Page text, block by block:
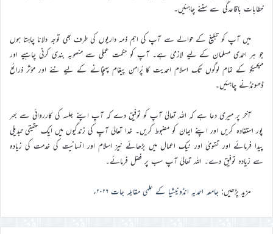
خطابات باقاعدگی سے سننے چاہئیں۔
میں آپ کو تبلیغ کے حوالے سے آپ کی اہم ذمہ داریوں کی طرف بھی توجہ دلانا چاہتا ہوں
جو ہر احمدی مسلمان کے ليے لازمی ہے۔ آپ کو حکمت عملی سے منصوبہ بندی کرنی چاہیے اور
میکسیکو کے تمام لوگوں تک اسلام احمدیت کا پُرامن پیغام پہنچانے کے لیے نئے اور مؤثر ذرائع
ڈھونڈنے چاہئیں۔
آخر پر میری دعا ہے کہ اللہ تعالیٰ آپ کو توفیق دے کہ آپ اپنے جلسہ کی کارروائی سے بھر
پور استفادہ کریں اور اپنے ایمان کو مضبوط کریں۔ خدا تعالیٰ آپ کی زندگیوں میں ایک حقیقی تبدیلی
پیدا فرمائے اور تقویٰ اور نیک اعمال میں بڑھائے نیز اسلام اور انسانیت کی خدمت کی زیادہ
سے زیادہ توفیق دے۔ اللہ تعالیٰ آپ سب پر فضل فرمائے۔
مزید پڑھیں: جامعہ احمدیہ انڈونیشیا کے علمی مقابلہ جات ۲۰۲۶ء